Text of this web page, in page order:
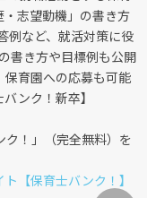
志望動機」の書き方
例など、就活対策に役
書き方や目標例も公開
保育園への応募も可能
ンク！新卒】
ク！」（完全無料）を
【保育士バンク！】